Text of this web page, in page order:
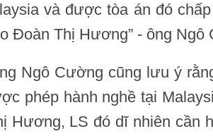
và được tòa án đó
Đoàn Thị Hương” - ông Ngô
Ngô Cường cũng lưu ý
phép hành nghề tại
Hương, LS đó dĩ nhiên cần